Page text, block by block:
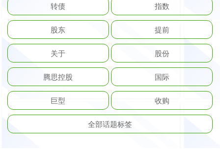
转债 指数
股东 提前
关于 股份
腾思控股 国际
巨型 收购
全部话题标签